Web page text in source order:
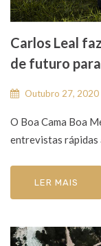
Carlos Leal
de futuro para
Outubro 27, 2020
O Boa Cama Boa
entrevistas rápidas
LER MAIS